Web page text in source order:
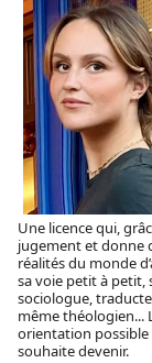
Une licence qui,
jugement et donne
réalités du monde
sa voie petit à petit,
sociologue,
même théologien...
orientation possible
souhaite devenir.